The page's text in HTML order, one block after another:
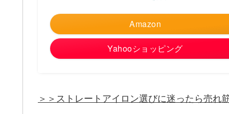
Amazon
Yahooショッピング
＞＞ストレートアイロン選びに迷ったら売れ